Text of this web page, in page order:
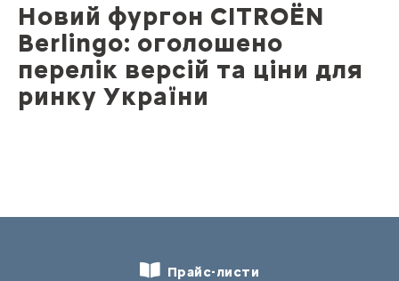
Новий фургон CITROЁN
Berlingo: оголошено
перелік версій та ціни для
ринку України
Прайс-листи